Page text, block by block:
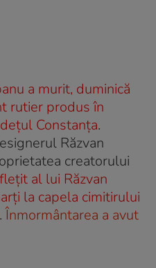
a murit, duminică
rutier produs în
Constanța.
Răzvan
creatorului
al lui Răzvan
la capela cimitirului
.Înmormântarea a avut